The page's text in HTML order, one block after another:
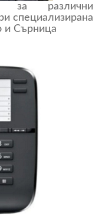
за различни
специализирана
и Сърница